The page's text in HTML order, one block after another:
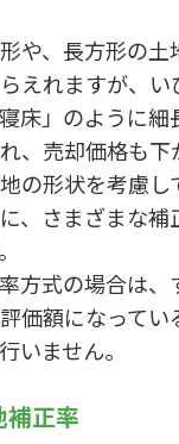
や、長方形の土
えれますが、
床」のように
、売却価格も下
の形状を考慮し
、さまざまな補
方式の場合は、
価額になってい
いません。
補正率